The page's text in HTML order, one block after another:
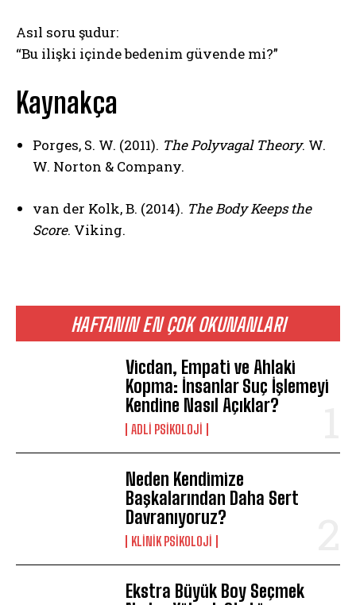
HAFTANIN EN ÇOK OKUNANLARI
Vicdan, Empati ve Ahlaki
Kopma: İnsanlar Suç İşlemeyi
Kendine Nasıl Açıklar?
ADLI PSIKOLOJI
Neden Kendimize
Başkalarından Daha Sert
Davranıyoruz?
KLINIK PSIKOLOJI
Ekstra Büyük Boy Seçmek
Asıl soru şudur:
“Bu ilişki içinde bedenim güvende mi?”
Kaynakça
Porges, S. W. (2011). The Polyvagal Theory. W.
W. Norton & Company.
van der Kolk, B. (2014). The Body Keeps the
Score. Viking.